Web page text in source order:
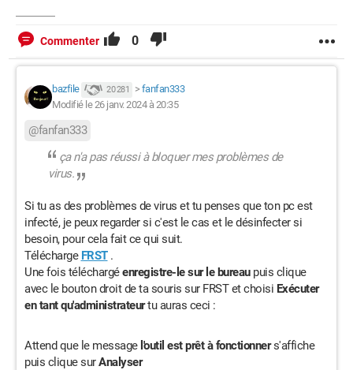
Commenter 0
bazfile 20 281 > fanfan333
Modifié le 26 janv. 2024 à 20:35
@fanfan333
ça n'a pas réussi à bloquer mes problèmes de
virus.
Si tu as des problèmes de virus et tu penses que ton pc est
infecté, je peux regarder si c'est le cas et le désinfecter si
besoin, pour cela fait ce qui suit.
Télécharge FRST.
Une fois téléchargéenregistre-le sur le bureaupuis clique
avec le bouton droit de ta souris sur FRST et choisi Exécuter
en tant qu'administrateurtu auras ceci :
Attend que le message l'outil est prêt à fonctionners'affiche
puis clique surAnalyser